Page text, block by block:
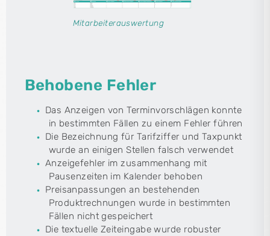
Mitarbeiterauswertung
Behobene Fehler
Das Anzeigen von Terminvorschlägen konnte
in bestimmten Fällen zu einem Fehler führen
Die Bezeichnung für Tarifziffer und Taxpunkt
wurde an einigen Stellen falsch verwendet
Anzeigefehler im zusammenhang mit
Pausenzeiten im Kalender behoben
Preisanpassungen an bestehenden
Produktrechnungen wurde in bestimmten
Fällen nicht gespeichert
Die textuelle Zeiteingabe wurde robuster